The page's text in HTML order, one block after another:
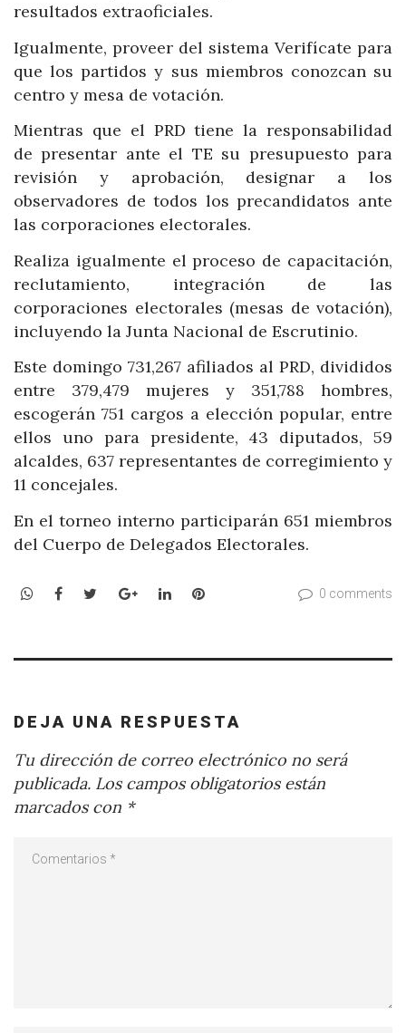
resultados extraoficiales.
Igualmente, proveer del sistema Verifícate para
que los partidos y sus miembros conozcan su
centro y mesa de votación.
Mientras que el PRD tiene la responsabilidad
de presentar ante el TE su presupuesto para
revisión y aprobación, designar a los
observadores de todos los precandidatos ante
las corporaciones electorales.
Realiza igualmente el proceso de capacitación,
reclutamiento, integración de las
corporaciones electorales (mesas de votación),
incluyendo la Junta Nacional de Escrutinio.
Este domingo 731,267 afiliados al PRD, divididos
entre 379,479 mujeres y 351,788 hombres,
escogerán 751 cargos a elección popular, entre
ellos uno para presidente, 43 diputados, 59
alcaldes, 637 representantes de corregimiento y
11 concejales.
En el torneo interno participarán 651 miembros
del Cuerpo de Delegados Electorales.
WhatsApp
Facebook
TwitterGoogle+LinkedInPinterest 0 comments
DEJA UNA RESPUESTA
Tu dirección de correo electrónico no será
publicada. Los campos obligatorios están
marcados con *